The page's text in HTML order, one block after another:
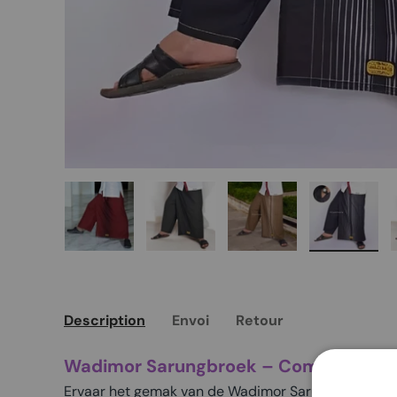
Description Envoi Retour
Wadimor Sarungbroek – Comfort &
Ervaar het gemak van de Wadimor Sarungbroek,